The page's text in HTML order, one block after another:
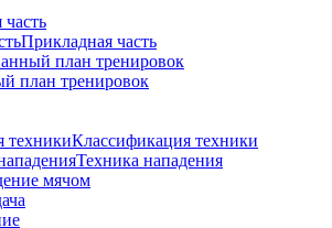
Прикладная часть
план тренировок
план тренировок
Классификация техники
Техника нападения
мячом